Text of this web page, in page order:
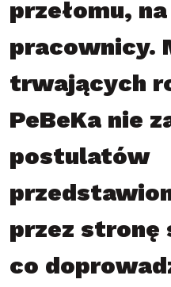
przełomu,
pracownicy.
trwających
PeBeKa nie
postulatów
przez stronę
co